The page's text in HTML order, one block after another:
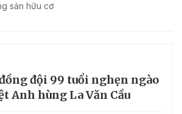
sản hữu cơ
đội 99 tuổi nghẹn ngào
Anh hùng La Văn Cầu